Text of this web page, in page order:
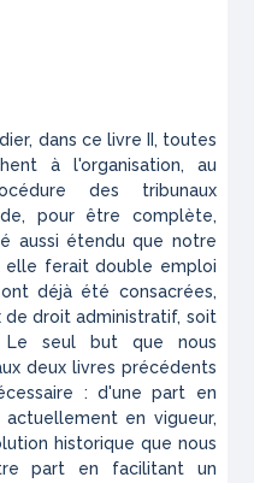
dans ce livre II, toutes
à l'organisation, au
des tribunaux
pour être complète,
aussi étendu que notre
elle ferait double emploi
déjà été consacrées,
droit administratif, soit
Le seul but que nous
deux livres précédents
: d'une part en
en vigueur,
historique que nous
part en facilitant un